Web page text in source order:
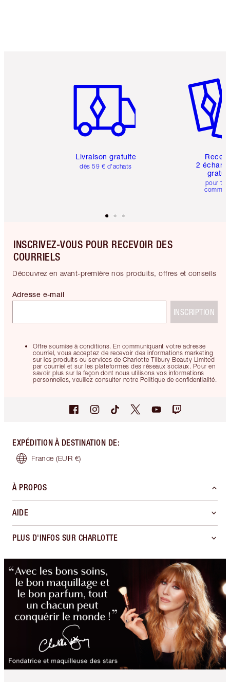
Livraison gratuite
dès 59 € d'achats
2
pour
INSCRIVEZ-VOUS POUR RECEVOIR DES
COURRIELS
Découvrez en avant-première nos produits, offres et conseils
Offre soumise à conditions. En communiquant votre adresse
courriel, vous acceptez de recevoir des informations marketing
sur les produits ou services de Charlotte Tilbury Beauty Limited
par courriel et sur les plateformes des réseaux sociaux. Pour en
savoir plus sur la façon dont nous utilisons vos informations
personnelles, veuillez consulter notre Politique de confidentialité.
Adresse e-mail
INSCRIPTION
EXPÉDITION À DESTINATION DE:
France (EUR €)
À PROPOS
AIDE
PLUS D'INFOS SUR CHARLOTTE